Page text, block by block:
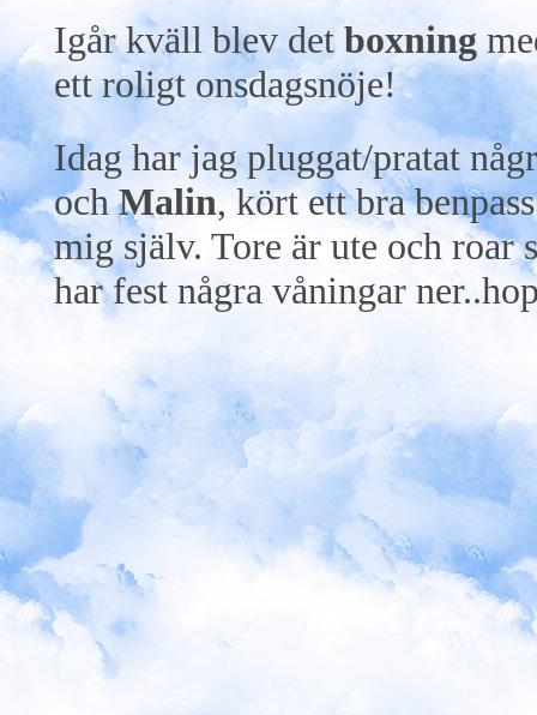
Igår kväll blev det boxning
ett roligt onsdagsnöje!
Idag har jag pluggat/pratat
ochMalin, kört ett bra
mig själv. Tore är ute och roar
har fest några våningar